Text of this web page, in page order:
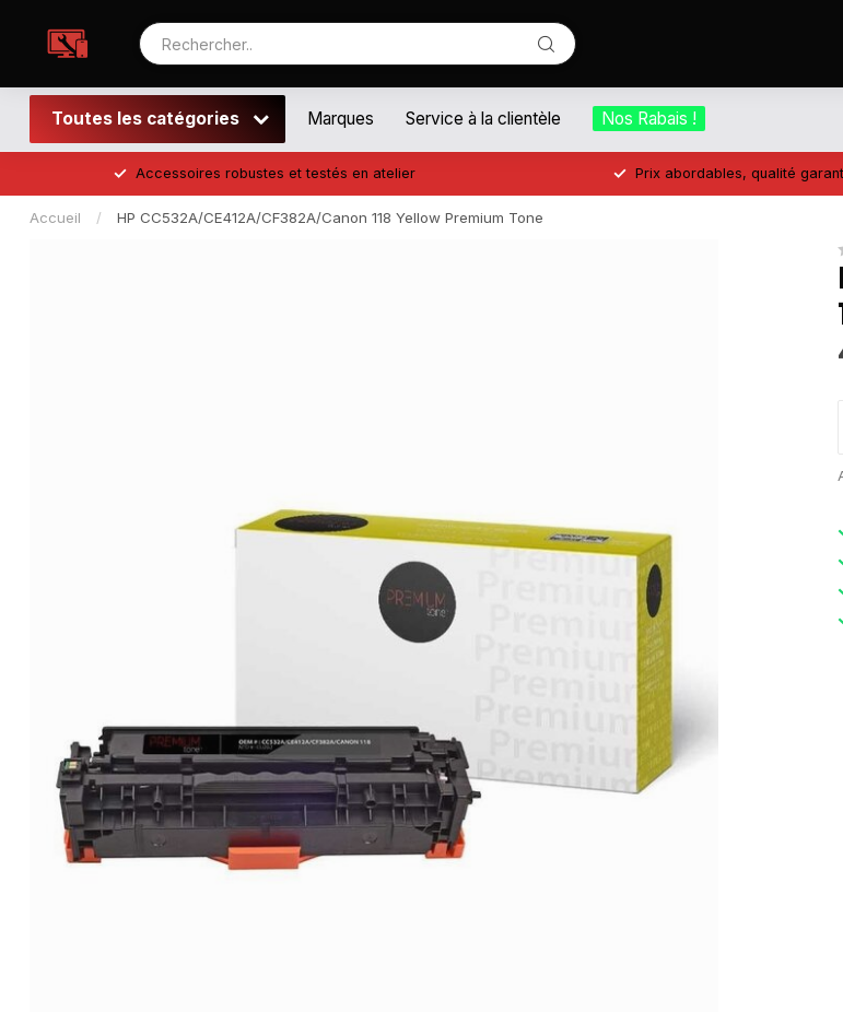
Toutes les catégories Marques Service à la clientèle Nos Rabais !
Accessoires robustes et testés en atelier Prix abordables, qualité
Accueil / HP CC532A/CE412A/CF382A/Canon 118 Yellow Premium Tone